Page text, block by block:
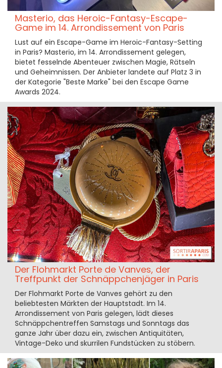
Masterio, das Heroic-Fantasy-Escape-
Game im 14. Arrondissement von Paris
Lust auf ein Escape-Game im Heroic-Fantasy-Setting
in Paris? Masterio, im 14. Arrondissement gelegen,
bietet fesselnde Abenteuer zwischen Magie, Rätseln
und Geheimnissen. Der Anbieter landete auf Platz 3 in
der Kategorie "Beste Marke" bei den Escape Game
Awards 2024.
Der Flohmarkt Porte de Vanves, der
Treffpunkt der Schnäppchenjäger in Paris
Der Flohmarkt Porte de Vanves gehört zu den
beliebtesten Märkten der Hauptstadt. Im 14.
Arrondissement von Paris gelegen, lädt dieses
Schnäppchen­treffen Samstags und Sonntags das
ganze Jahr über dazu ein, zwischen Antiquitäten,
Vintage-Deko und skurrilen Fundstücken zu stöbern.